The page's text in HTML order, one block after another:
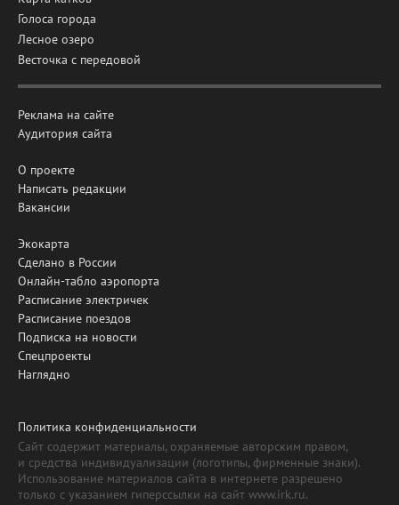
Голоса города
Лесное озеро
Весточка с передовой
Реклама на сайте
Аудитория сайта
О проекте
Написать редакции
Вакансии
Экокарта
Сделано в России
Онлайн-табло аэропорта
Расписание электричек
Расписание поездов
Подписка на новости
Спецпроекты
Наглядно
Политика конфиденциальности
Сайт содержит материалы, охраняемые авторским правом,
и средства индивидуализации (логотипы, фирменные знаки).
Использование материалов сайта в интернете разрешено
только с указанием гиперссылки на сайт www.irk.ru.